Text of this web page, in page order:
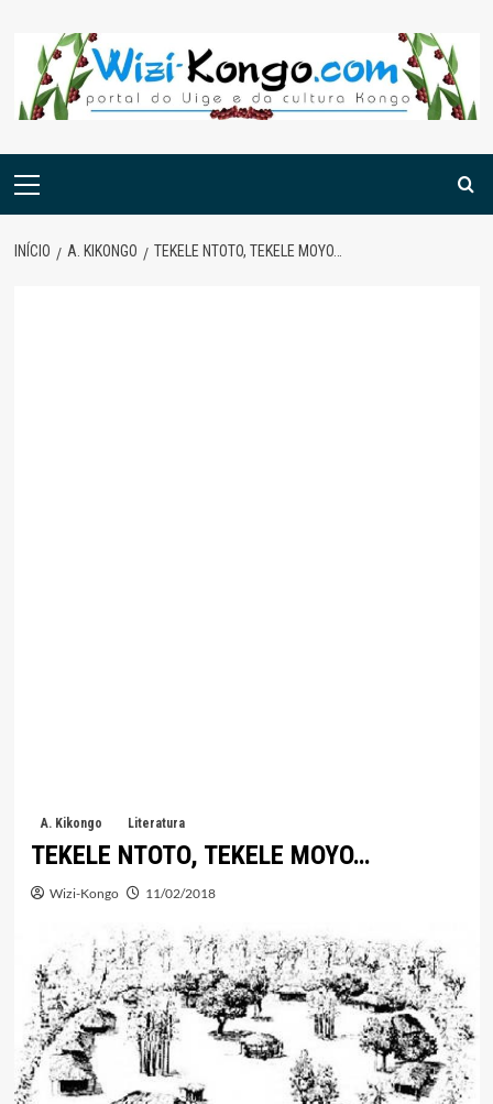
content
Menu
INÍCIO A. KIKONGO TEKELE NTOTO, TEKELE MOYO…
A. Kikongo Literatura
TEKELE NTOTO, TEKELE MOYO…
Wizi-Kongo 11/02/2018